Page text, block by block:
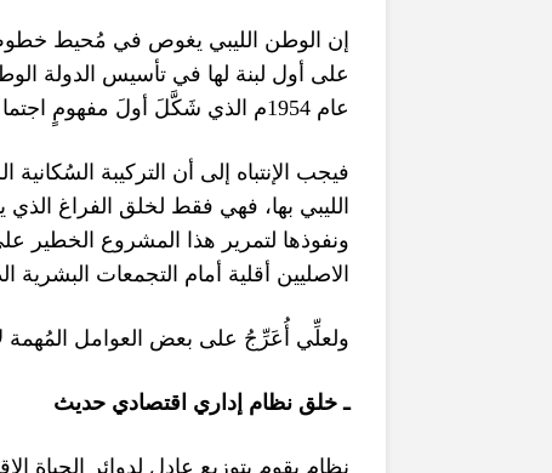
إن الوطن الليبي يغوص في مُحيط خطوط
على أول لبنة لها في تأسيس الدولة
عام 1954م الذي شَكَّلَ أولَ مفهومٍ
فيجب الإنتباه إلى أن التركيبة
الليبي بها، فهي فقط لخلق الفراغ الذي
ونفوذها لتمرير هذا المشروع الخطير
الاصليين أقلية أمام التجمعات
ولعلِّي أُعَرِّجُ على بعض العوامل المُهمة
ـ خلق نظام إداري اقتصادي حديث
نظام يقوم بتوزيع عادل لدوائر الحياة